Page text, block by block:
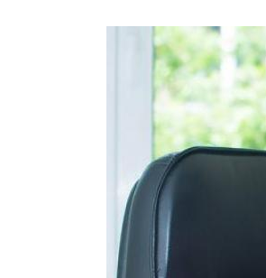
Oldalak